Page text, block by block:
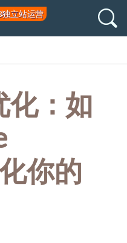
立站运营
化：如
你的